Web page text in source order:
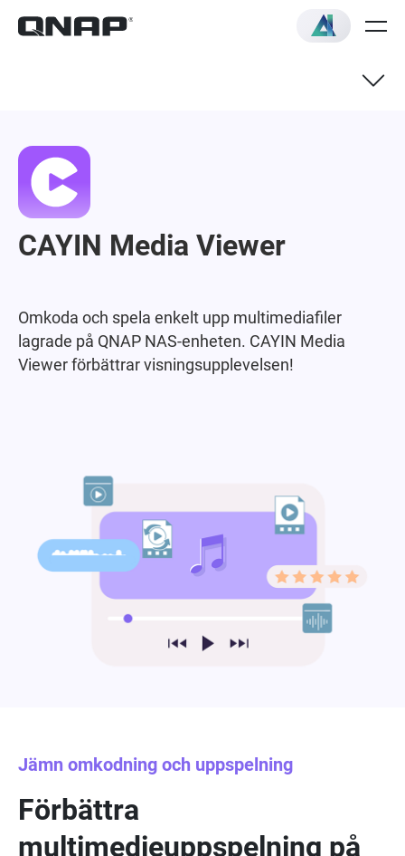
CAYIN Media Viewer
Omkoda och spela enkelt upp multimediafiler
lagrade på QNAP NAS-enheten. CAYIN Media
Viewer förbättrar visningsupplevelsen!
Jämn omkodning och uppspelning
Förbättra
multimedieuppspelning på